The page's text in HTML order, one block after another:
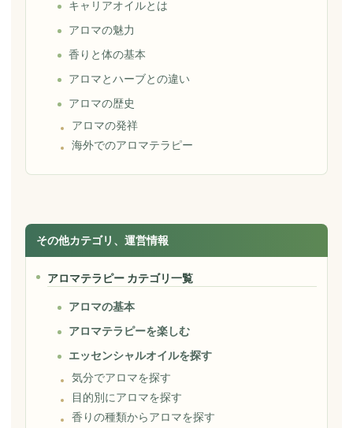
キャリアオイルとは
アロマの魅力
香りと体の基本
アロマとハーブとの違い
アロマの歴史
アロマの発祥
海外でのアロマテラピー
その他カテゴリ、運営情報
アロマテラピー カテゴリ一覧
アロマの基本
アロマテラピーを楽しむ
エッセンシャルオイルを探す
気分でアロマを探す
目的別にアロマを探す
香りの種類からアロマを探す